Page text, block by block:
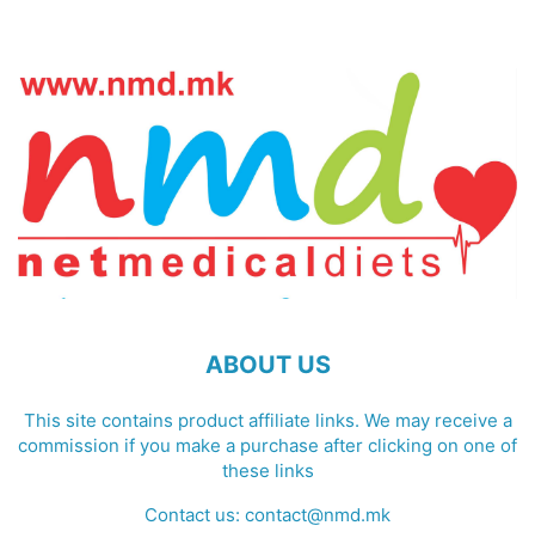
ABOUT US
This site contains product affiliate links. We may receive a
commission if you make a purchase after clicking on one of
these links
Contact us: contact@nmd.mk